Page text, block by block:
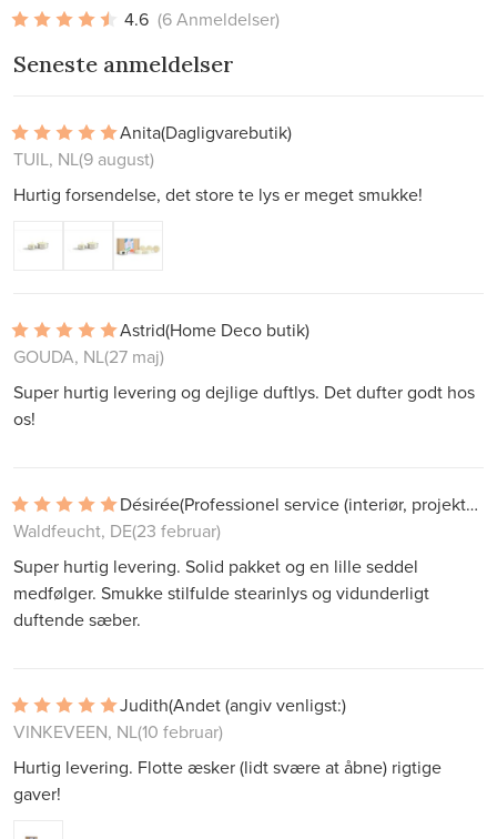
4.6 (6 Anmeldelser)
Seneste anmeldelser
Anita(Dagligvarebutik)
TUIL, NL(9 august)
Hurtig forsendelse, det store te lys er meget smukke!
Astrid(Home Deco butik)
GOUDA, NL(27 maj)
Super hurtig levering og dejlige duftlys. Det dufter godt hos
os!
Désirée
(Professionel service (interiør, projekter))
Waldfeucht, DE(23 februar)
Super hurtig levering. Solid pakket og en lille seddel
medfølger. Smukke stilfulde stearinlys og vidunderligt
duftende sæber.
Judith(Andet (angiv venligst:)
VINKEVEEN, NL(10 februar)
Hurtig levering. Flotte æsker (lidt svære at åbne) rigtige
gaver!